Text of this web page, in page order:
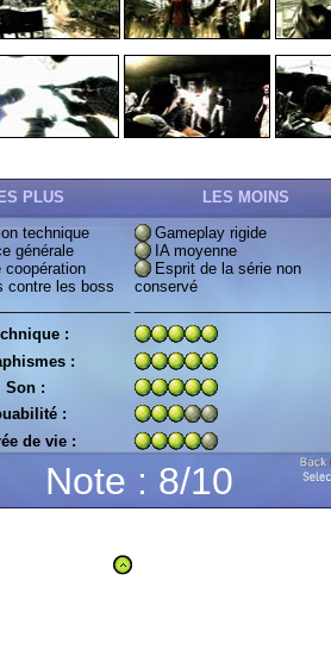
PLUS
LES MOINS
technique
générale
coopération
contre les boss
Gameplay rigide
IA moyenne
Esprit de la série non
conservé
:
:
Son :
:
de vie :
Note : 8/10